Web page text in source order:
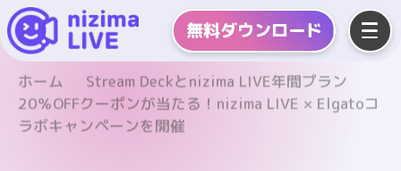
無料ダウンロード
ホーム
Stream Deckとnizima LIVE年間プラン
20％OFFクーポンが当たる！nizima LIVE × Elgatoコ
ラボキャンペーンを開催